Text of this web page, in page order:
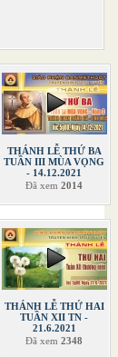
THÁNH LỄ THỨ BA
TUẦN III MÙA VỌNG
- 14.12.2021
Đã xem2014
THÁNH LỄ THỨ HAI
TUẦN XII TN -
21.6.2021
Đã xem2348